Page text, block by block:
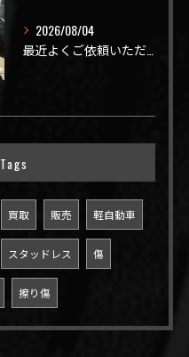
2026/08/04
Tags
買取 販売 軽自動車
スタッドレス 傷
擦り傷